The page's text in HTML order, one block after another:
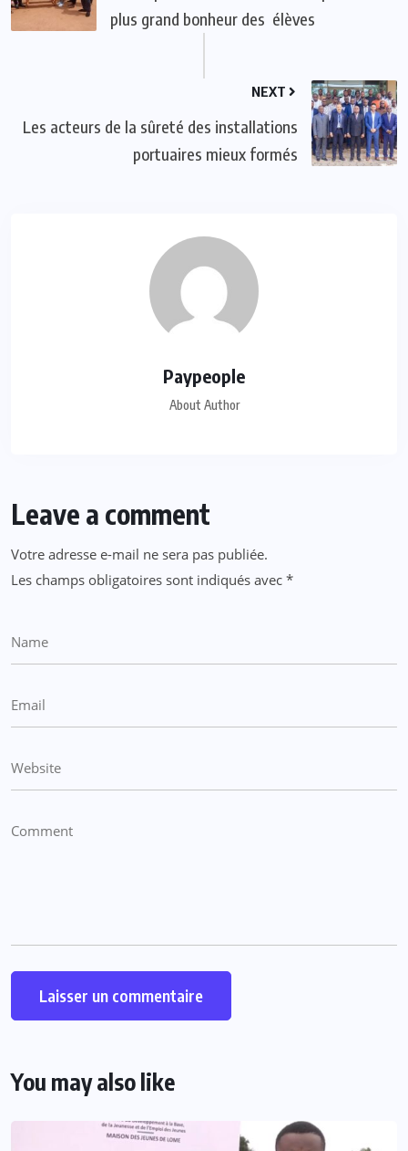
plus grand bonheur des élèves
NEXT
Les acteurs de la sûreté des installations
portuaires mieux formés
Paypeople
About Author
Leave a comment
Votre adresse e-mail ne sera pas publiée.
Les champs obligatoires sont indiqués avec *
You may also like